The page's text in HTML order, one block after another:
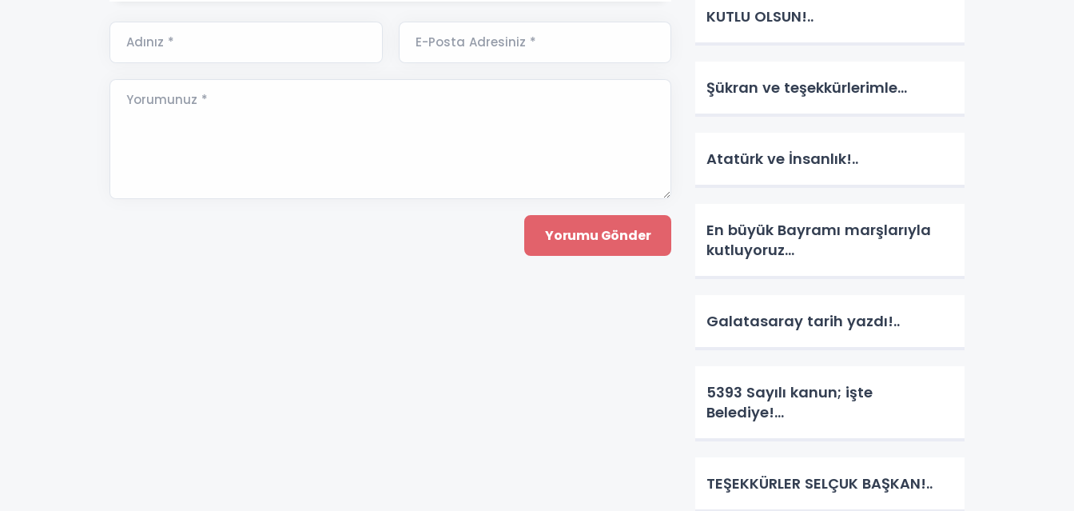
Adınız * E-Posta Adresiniz *
Yorumunuz *
KUTLU OLSUN!..
Şükran ve teşekkürlerimle…
Atatürk ve İnsanlık!..
En büyük Bayramı marşlarıyla
kutluyoruz…
Galatasaray tarih yazdı!..
5393 Sayılı kanun; işte
Belediye!...
TEŞEKKÜRLER SELÇUK BAŞKAN!..